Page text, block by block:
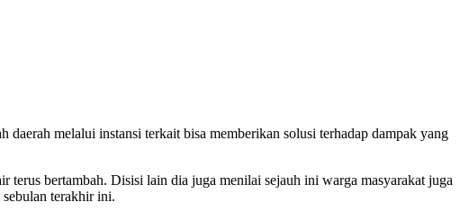
melalui instansi terkait bisa memberikan solusi terhadap dampak yang
terus bertambah. Disisi lain dia juga menilai sejauh ini warga masyarakat juga
terakhir ini.